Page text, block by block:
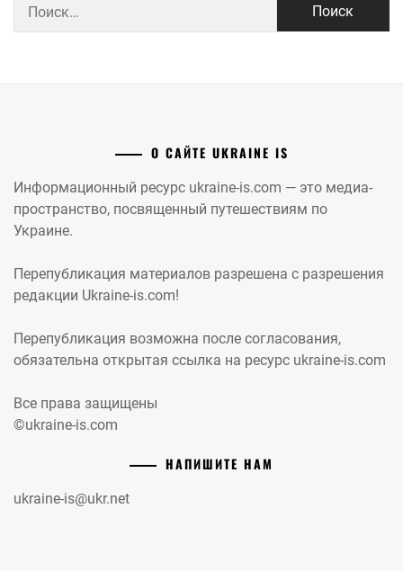
О САЙТЕ UKRAINE IS
Информационный ресурс ukraine-is.com — это медиа-
пространство, посвященный путешествиям по
Украине.
Перепубликация материалов разрешена с разрешения
редакции Ukraine-is.com!
Перепубликация возможна после согласования,
обязательна открытая ссылка на ресурс ukraine-is.com
Все права защищены
©ukraine-is.com
НАПИШИТЕ НАМ
ukraine-is@ukr.net